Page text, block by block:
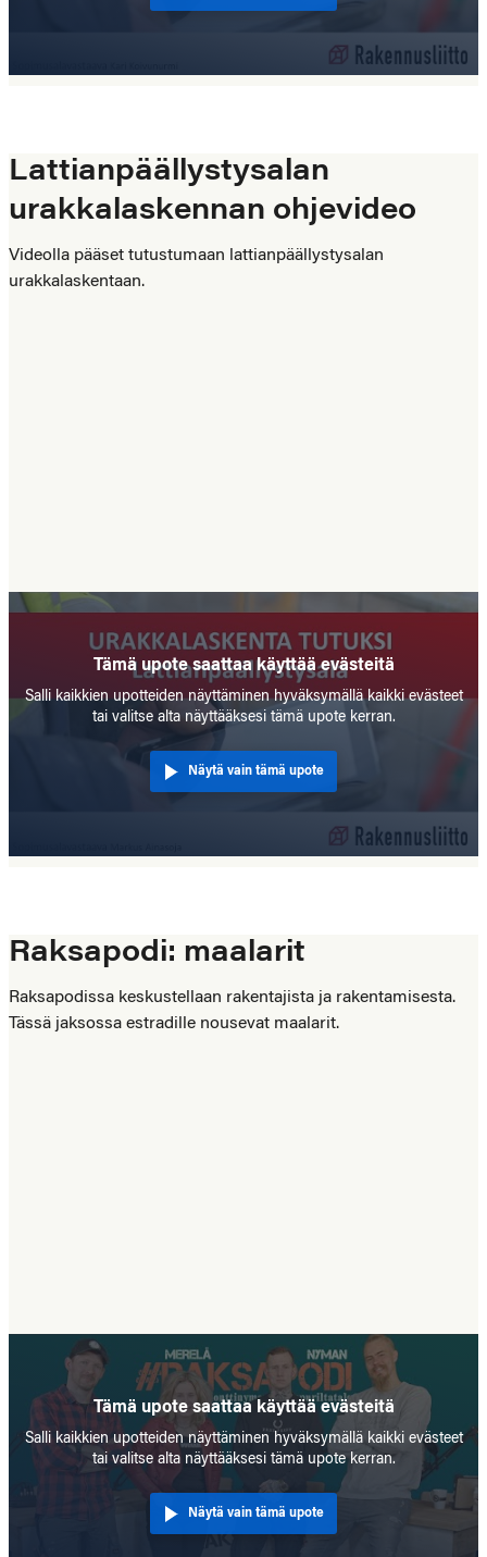
Lattianpäällystysalan
urakkalaskennan ohjevideo
Videolla pääset tutustumaan lattianpäällystysalan
urakkalaskentaan.
Tämä upote saattaa käyttää evästeitä
Salli kaikkien upotteiden näyttäminen hyväksymällä kaikki evästeet
tai valitse alta näyttääksesi tämä upote kerran.
Näytä vain tämä upote
Raksapodi: maalarit
Raksapodissa keskustellaan rakentajista ja rakentamisesta.
Tässä jaksossa estradille nousevat maalarit.
Tämä upote saattaa käyttää evästeitä
Salli kaikkien upotteiden näyttäminen hyväksymällä kaikki evästeet
tai valitse alta näyttääksesi tämä upote kerran.
Näytä vain tämä upote